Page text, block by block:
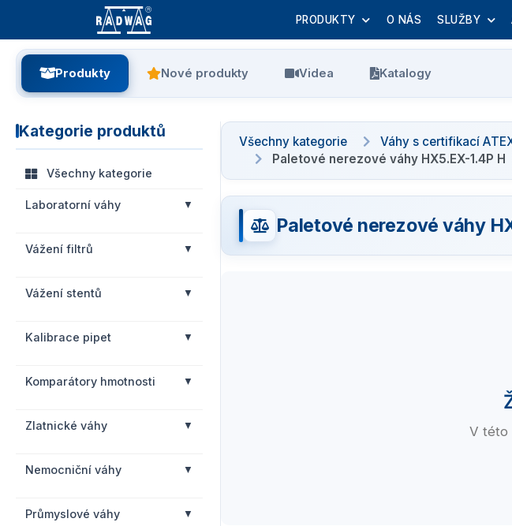
PRODUKTY O NÁS SLUŽBY
Produkty Nové produkty Videa Katalogy
Kategorie produktů
Všechny kategorie
Laboratorní váhy
Vážení filtrů
Vážení stentů
Kalibrace pipet
Komparátory hmotnosti
Zlatnické váhy
Nemocniční váhy
Průmyslové váhy
Všechny kategorie Váhy s certifikací
Paletové nerezové váhy HX5.EX-1.4P H
Paletové nerezové váhy
V této